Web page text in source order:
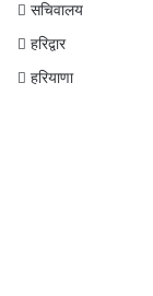
सचिवालय
हरिद्वार
हरियाणा